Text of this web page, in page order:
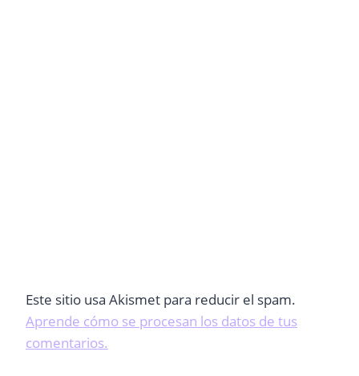
Este sitio usa Akismet para reducir el spam.
Aprende cómo se procesan los datos de tus
comentarios.